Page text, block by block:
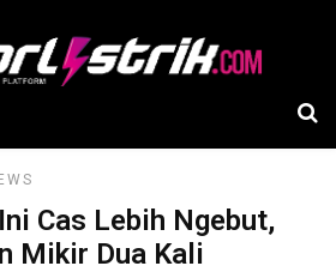
Cas Lebih Ngebut,
Mikir Dua Kali